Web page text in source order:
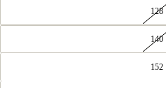
128
140
152